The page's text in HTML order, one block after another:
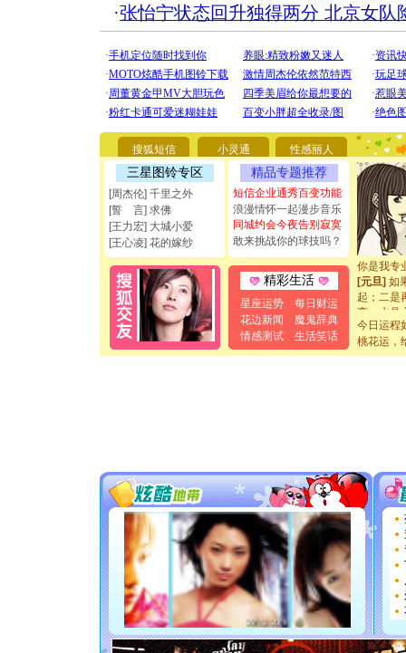
·张怡宁状态回升独得两分 北京女队
搜狐短信 小灵通 性感丽人
三星图铃专区
[周杰伦] 千里之外
[誓 言] 求佛
[王力宏] 大城小爱
[王心凌] 花的嫁纱
精品专题推荐
短信企业通秀百变功能
浪漫情怀一起漫步音乐
同城约会今夜告别寂寞
敢来挑战你的球技吗？
精彩生活
星座运势
每日财运
花边新闻
魔鬼辞典
情感测试
生活笑话
[圣诞节]
要平安！
[圣诞节]
能正大光
都要快乐
[圣诞节]
如意,快
[元旦]看
断电。爱
你是我专
[元旦] 如
起；二是
离。水晶
[元旦]当
泣，这痛
卖了。水
你太多，
要平安
[圣诞节]
能正大
都要快乐
[圣诞节]
如意,快
[元旦]
看
断电。
你是我
[元旦]
起；二是
今日运程
桃花运，